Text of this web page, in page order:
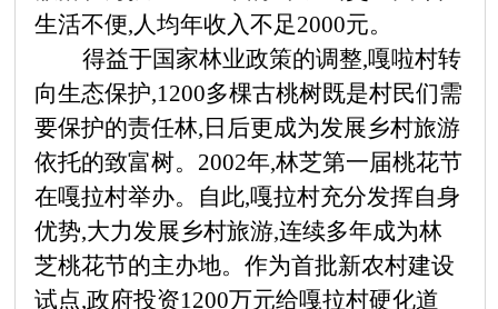
生活不便,人均年收入不足2000元。
得益于国家林业政策的调整,嘎啦村转
向生态保护,1200多棵古桃树既是村民们需
要保护的责任林,日后更成为发展乡村旅游
依托的致富树。2002年,林芝第一届桃花节
在嘎拉村举办。自此,嘎拉村充分发挥自身
优势,大力发展乡村旅游,连续多年成为林
芝桃花节的主办地。作为首批新农村建设
试点,政府投资1200万元给嘎拉村硬化道